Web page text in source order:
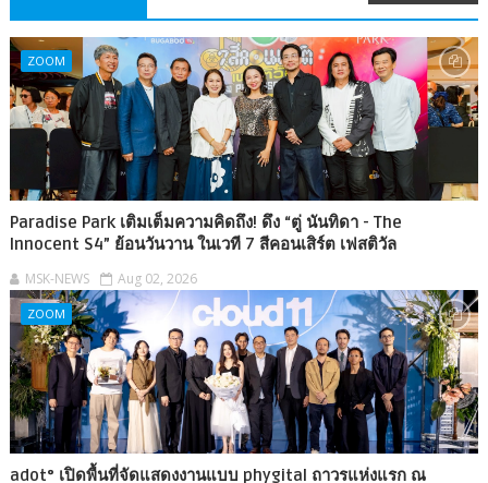
ZOOM
Paradise Park เติมเต็มความคิดถึง! ดึง “ตู่ นันทิดา - The
Innocent S4” ย้อนวันวาน ในเวที 7 สีคอนเสิร์ต เฟสติวัล
MSK-NEWS Aug 02, 2026
ZOOM
adot° เปิดพื้นที่จัดแสดงงานแบบ phygital ถาวรแห่งแรก ณ